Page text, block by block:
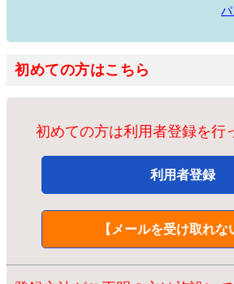
初めての方はこちら
初めての方は利用者登録を行
利用者登録
【メールを受け取れな